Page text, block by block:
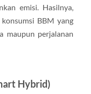
emisi. Hasilnya,
BBM yang
maupun perjalanan
Hybrid)